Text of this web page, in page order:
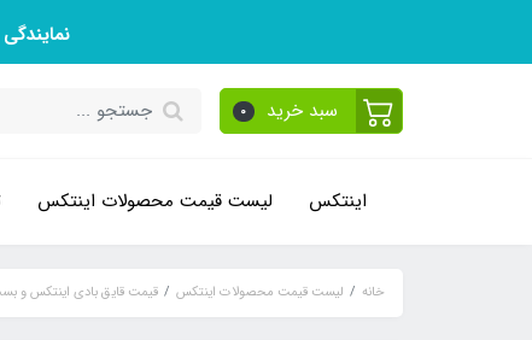
سبد خرید 0
اینتکس لیست قیمت محصولات اینتکس
خانه لیست قیمت محصولات اینتکس قیمت قایق بادی اینتکس و